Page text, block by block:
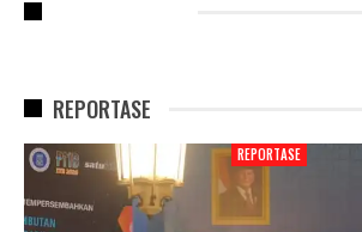
REPORTASE
REPORTASE